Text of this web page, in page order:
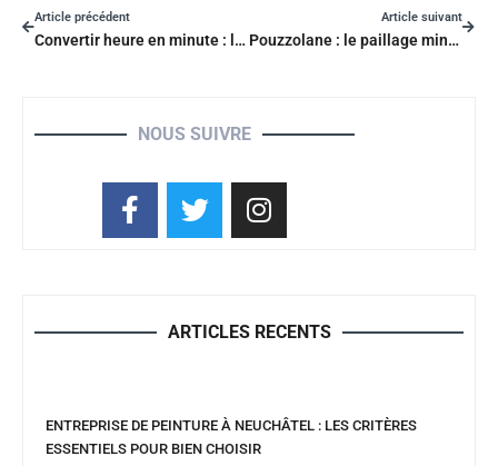
Article précédent
Convertir heure en minute : la formule simple pour des calculs rapides
Article suivant
Pouzzolane : le paillage minéral ou l’écorce, quelle solution choisir ?
NOUS SUIVRE
ARTICLES RECENTS
ENTREPRISE DE PEINTURE À NEUCHÂTEL : LES CRITÈRES
ESSENTIELS POUR BIEN CHOISIR